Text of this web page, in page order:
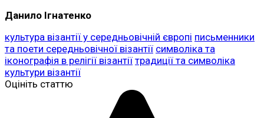
Данило Ігнатенко
культура візантії у середньовічній європі письменники
та поети середньовічної візантії символіка та
іконографія в релігії візантії традиції та символіка
культури візантії
Оцініть статтю